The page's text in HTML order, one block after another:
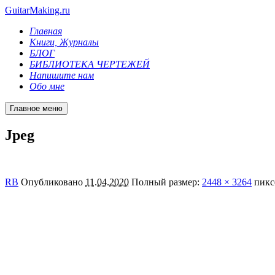
GuitarMaking.ru
Главная
Книги, Журналы
БЛОГ
БИБЛИОТЕКА ЧЕРТЕЖЕЙ
Напишите нам
Обо мне
Главное меню
Jpeg
RB Опубликовано 11.04.2020 Полный размер: 2448 × 3264